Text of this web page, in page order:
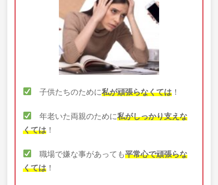
子供たちのために私が頑張らなくては ！
年老いた両親のために私がしっかり支えな
くては ！
職場で嫌な事があっても平常心で頑張らな
くては ！